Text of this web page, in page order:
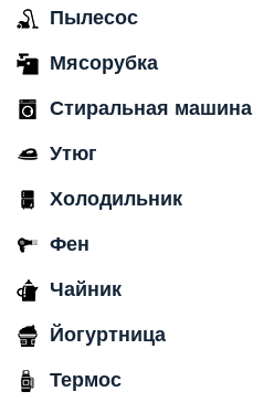
Пылесос
Мясорубка
Стиральная машина
Утюг
Холодильник
Фен
Чайник
Йогуртница
Термос